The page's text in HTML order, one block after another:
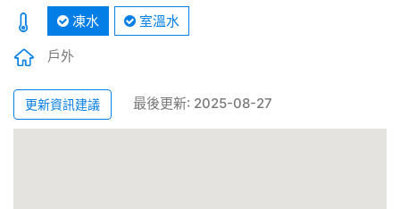
凍水 室溫水
戶外
更新資訊建議 最後更新: 2025-08-27